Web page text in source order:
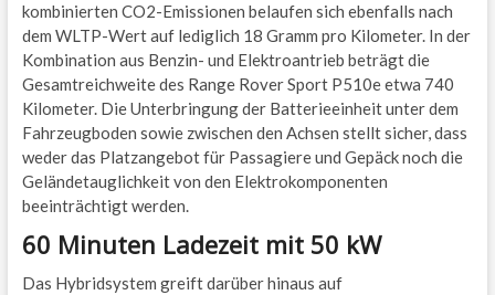
kombinierten CO2-Emissionen belaufen sich ebenfalls nach
dem WLTP-Wert auf lediglich 18 Gramm pro Kilometer. In der
Kombination aus Benzin- und Elektroantrieb beträgt die
Gesamtreichweite des Range Rover Sport P510e etwa 740
Kilometer. Die Unterbringung der Batterieeinheit unter dem
Fahrzeugboden sowie zwischen den Achsen stellt sicher, dass
weder das Platzangebot für Passagiere und Gepäck noch die
Geländetauglichkeit von den Elektrokomponenten
beeinträchtigt werden.
60 Minuten Ladezeit mit 50 kW
Das Hybridsystem greift darüber hinaus auf